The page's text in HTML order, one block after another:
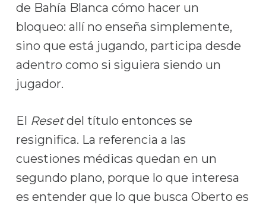
de Bahía Blanca cómo hacer un
bloqueo: allí no enseña simplemente,
sino que está jugando, participa desde
adentro como si siguiera siendo un
jugador.
El Resetdel título entonces se
resignifica. La referencia a las
cuestiones médicas quedan en un
segundo plano, porque lo que interesa
es entender que lo que busca Oberto es